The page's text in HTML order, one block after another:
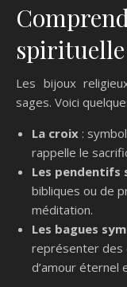
Les bijoux
sages. Voici
La croix :
rappelle le
Les pendentifs
bibliques ou de
méditation.
Les bagues
représenter des
d’amour éternel